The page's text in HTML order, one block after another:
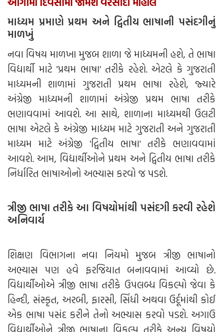
માધ્યમ પ્રમાણે પ્રથમ અને દ્વિતીય ભાષાની પસંદગીનું
માળખું
નવા વિષય માળખા મુજબ શાળા જે માધ્યમની હશે, તે ભાષા
વિદ્યાર્થી માટે 'પ્રથમ ભાષા' તરીકે રહેશે. એટલે કે ગુજરાતી
માધ્યમની શાળામાં ગુજરાતી પ્રથમ ભાષા રહેશે, જ્યારે
અંગ્રેજી માધ્યમની શાળામાં અંગ્રેજી પ્રથમ ભાષા તરીકે
ભણાવવામાં આવશે. આ સાથે, શાળાના માધ્યમથી ઉલટી
ભાષા એટલે કે અંગ્રેજી માધ્યમ માટે ગુજરાતી અને ગુજરાતી
માધ્યમ માટે અંગ્રેજી 'દ્વિતીય ભાષા' તરીકે ભણાવવામાં
આવશે. આમ, વિદ્યાર્થીઓને પ્રથમ અને દ્વિતીય ભાષા તરીકે
નિર્ધારિત ભાષાઓનો અભ્યાસ કરવો જ પડશે.
ત્રીજી ભાષા તરીકે આ વિષયોમાંથી પસંદગી કરવી રહેશે
અનિવાર્ય
શિક્ષણ વિભાગના નવા નિયમો મુજબ ત્રીજી ભાષાનો
અભ્યાસ પણ હવે ફરજિયાત બનાવવામાં આવ્યો છે.
વિદ્યાર્થીઓએ ત્રીજી ભાષા તરીકે ઉપલબ્ધ વિકલ્પો જેવા કે
હિન્દી, સંસ્કૃત, અરબી, ફારસી, સિંધી અથવા ઉર્દૂમાંથી કોઈ
એક ભાષા પસંદ કરીને તેનો અભ્યાસ કરવો પડશે. અગાઉ
વિદ્યાર્થીઓને ત્રીજી ભાષાના વિકલ્પ તરીકે અન્ય વિષયો